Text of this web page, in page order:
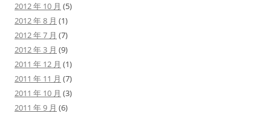
2012 年 10 月 (5)
2012 年 8 月 (1)
2012 年 7 月 (7)
2012 年 3 月 (9)
2011 年 12 月 (1)
2011 年 11 月 (7)
2011 年 10 月 (3)
2011 年 9 月 (6)